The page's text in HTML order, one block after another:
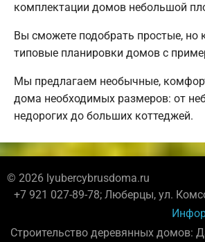
комплектации домов небольшой
Вы сможете подобрать простые, но
типовые планировки домов с
Мы предлагаем необычные,
дома необходимых размеров: от
недорогих до больших коттеджей.
© 2026 lyubercybrusdoma.ru
+7 921 027-89-78; Люберцы, ул.
Строительство деревянных домов: